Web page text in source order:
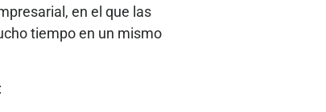
en el que las
tiempo en un mismo